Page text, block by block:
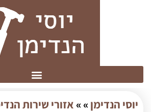
יוסי הנדימן » » אזורי שירות